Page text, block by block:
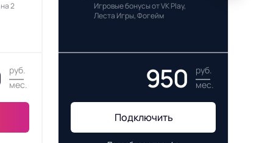
2
руб.
мес.
Игровые бонусы от VK Play,
Леста Игры, Фогейм
950
руб.
мес.
Подключить